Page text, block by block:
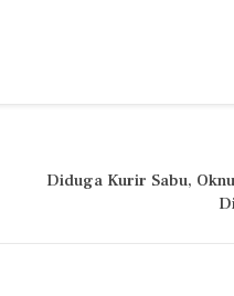
Diduga Kurir Sabu,